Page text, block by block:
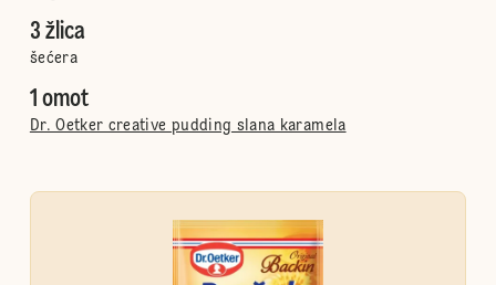
3 žlica
šećera
1 omot
Dr. Oetker creative pudding slana karamela